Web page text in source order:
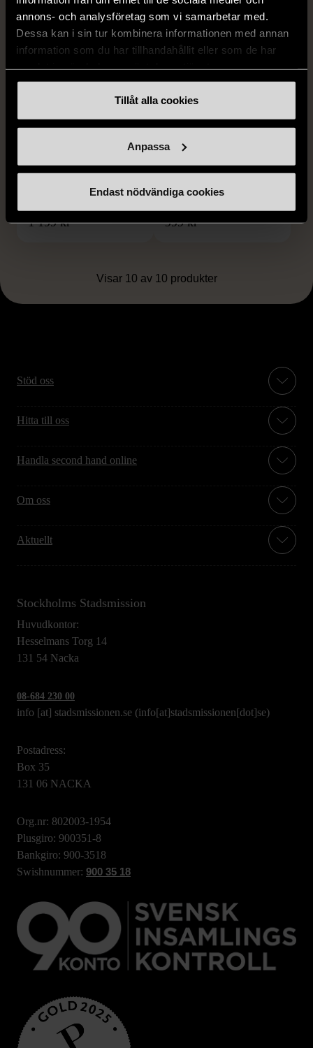
annons- och analysföretag som vi samarbetar med.
Dessa kan i sin tur kombinera informationen med annan
information som du har tillhandahållit eller som de har
Tillåt alla cookies
Anpassa
Endast nödvändiga cookies
Kenzo - Set - Kavaj -
M (38-40)
Mycket gott skick
1 199 kr
KENZO
Kenzo - Klänning -
S (34-36)
Mycket gott skick
999 kr
Visar 10 av 10 produkter
Stöd oss
Hitta till oss
Handla second hand online
Om oss
Aktuellt
Stockholms Stadsmission
Huvudkontor:
Hesselmans Torg 14
131 54 Nacka
08-684 230 00
info [at] stadsmissionen.se (info[at]stadsmissionen[dot]se)
Postadress:
Box 35
131 06 NACKA
Org.nr: 802003-1954
Plusgiro: 900351-8
Bankgiro: 900-3518
Swishnummer: 900 35 18